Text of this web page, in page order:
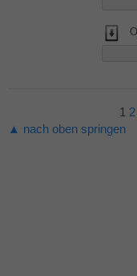
1 2
▲ nach oben springen